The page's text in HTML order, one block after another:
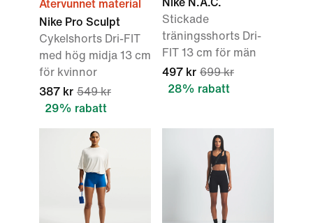
Återvunnet material
Nike Pro Sculpt
Cykelshorts Dri-FIT
med hög midja 13 cm
för kvinnor
387 kr 549 kr
29% rabatt
Nike N.A.C.
Stickade
träningsshorts Dri-
FIT 13 cm för män
497 kr 699 kr
28% rabatt